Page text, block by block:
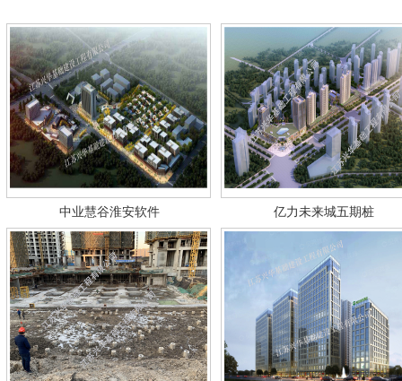
中业慧谷淮安软件 亿力未来城五期桩